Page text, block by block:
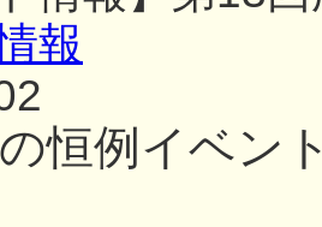
報
恒例イベン